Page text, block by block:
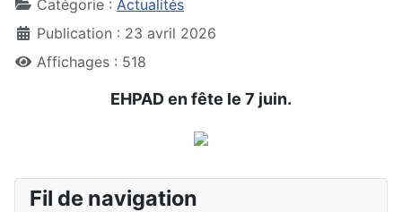
Fil de navigation
Catégorie : Actualités
Publication : 23 avril 2026
Affichages : 518
EHPAD en fête le 7 juin.